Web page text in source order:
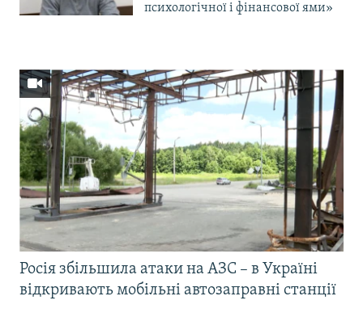
психологічної і фінансової ями»
Росія збільшила атаки на АЗС – в Україні
відкривають мобільні автозаправні станції